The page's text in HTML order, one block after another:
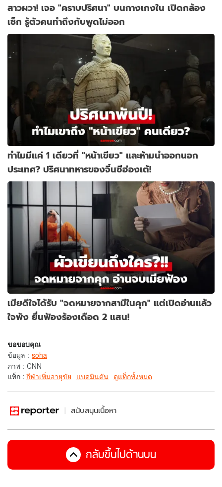
สาวผวา! เจอ "คราบปริศนา" บนกางเกงใน เปิดกล้อง
เช็ก รู้ตัวคนทำถึงกับพูดไม่ออก
ทำไมมีแค่ 1 เดียวที่ "หน้าเขียว" และห้ามนำออกนอก
ประเทศ? ปริศนาทหารของจิ๋นซีฮ่องเต้!
เมียดีใจได้รับ "จดหมายจากสามีในคุก" แต่เปิดอ่านแล้ว
ใจพัง ยื่นฟ้องร้องเดือด 2 แสน!
ขอขอบคุณ
ข้อมูล : soha
ภาพ : CNN
แท็ก : กีฬาเพิ่มอายุขัย แบดมินตัน ดูแท็กทั้งหมด
สนับสนุนเนื้อหา
กลับขึ้นไปด้านบน